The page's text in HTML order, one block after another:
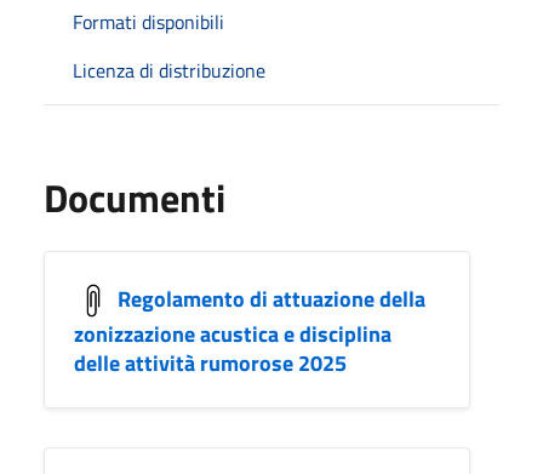
Formati disponibili
Licenza di distribuzione
Documenti
Regolamento di attuazione della
zonizzazione acustica e disciplina
delle attività rumorose 2025